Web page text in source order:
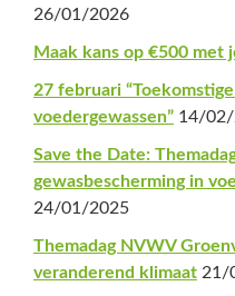
26/01/2026
Maak kans op €500 met
27 februari
voedergewassen” 14/
Save the Date:
gewasbescherming in
24/01/2025
Themadag NVWV
veranderend klimaat 21/